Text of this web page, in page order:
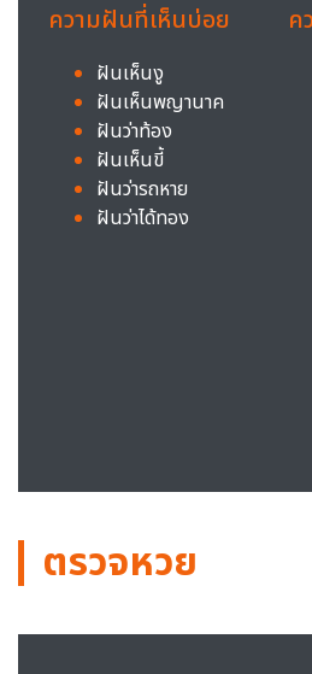
ความฝันที่เห็นบ่อย
ฝันเห็นงู
ฝันเห็นพญานาค
ฝันว่าท้อง
ฝันเห็นขี้
ฝันว่ารถหาย
ฝันว่าได้ทอง
ค
ตรวจหวย